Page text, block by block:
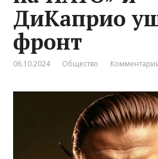
ДиКаприо
фронт
06.10.2024 Общество